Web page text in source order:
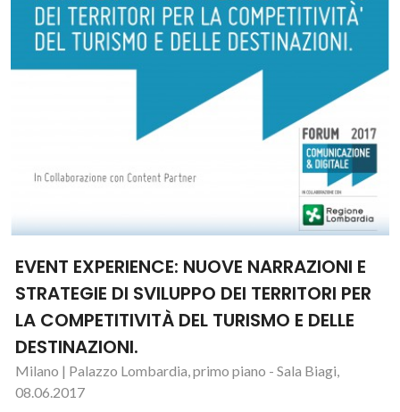
EVENT EXPERIENCE: NUOVE NARRAZIONI E
STRATEGIE DI SVILUPPO DEI TERRITORI PER
LA COMPETITIVITÀ DEL TURISMO E DELLE
DESTINAZIONI.
Milano | Palazzo Lombardia, primo piano - Sala Biagi,
08.06.2017